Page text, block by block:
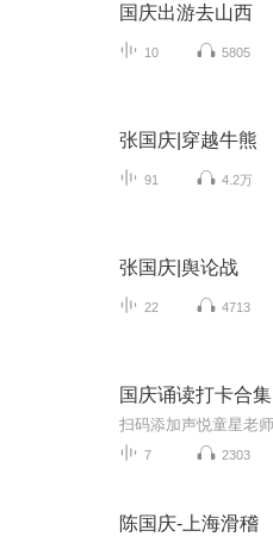
国庆出游去山西
10 5805
张国庆|穿越牛熊
91 4.2万
张国庆|舆论战
22 4713
国庆诵读打卡合集
7 2303
陈国庆-上海滑稽